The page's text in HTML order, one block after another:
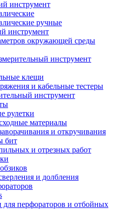
инструмент
ручные
инструмент
окружающей среды
инструмент
клещи
и кабельные тестеры
инструмент
рулетки
материалы
и откручивания
бит
и отрезных работ
и долбления
для перфораторов и отбойных